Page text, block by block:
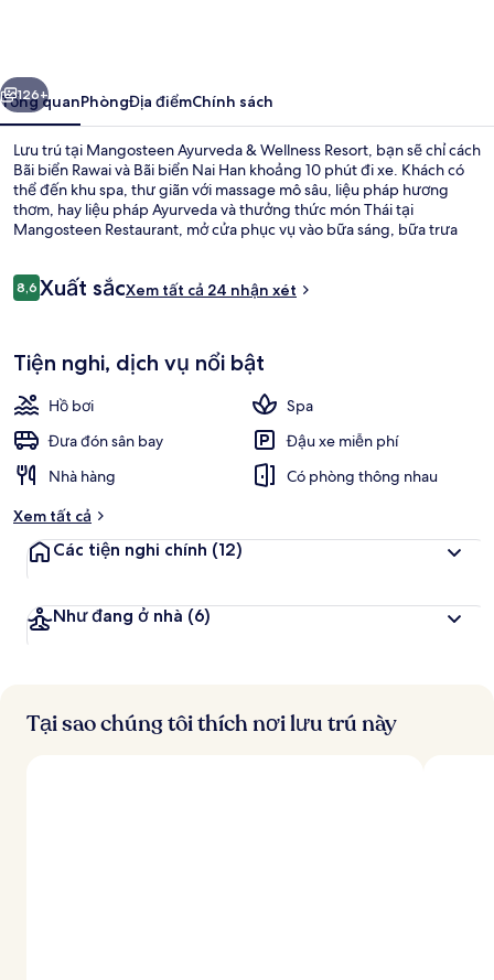
Resort
Tiếp
126+
Tổng quanPhòngĐịa điểmChính sách
Lưu trú tại Mangosteen Ayurveda & Wellness Resort, bạn sẽ chỉ cách
Bãi biển Rawai và Bãi biển Nai Han khoảng 10 phút đi xe. Khách có
thể đến khu spa, thư giãn với massage mô sâu, liệu pháp hương
thơm, hay liệu pháp Ayurveda và thưởng thức món Thái tại
Mangosteen Restaurant, mở cửa phục vụ vào bữa sáng, bữa trưa
Nhận
xét
8,68,6 trên 10,
Xuất sắcXem tất cả 24 nhận xét
Tiện nghi, dịch vụ nổi bật
Hồ bơi
Spa
Đưa đón sân bay
Đậu xe miễn phí
Nhà hàng
Có phòng thông nhau
Xem tất cả
Các tiện nghi chính (12)
Như đang ở nhà (6)
Tại sao chúng tôi thích nơi lưu trú này